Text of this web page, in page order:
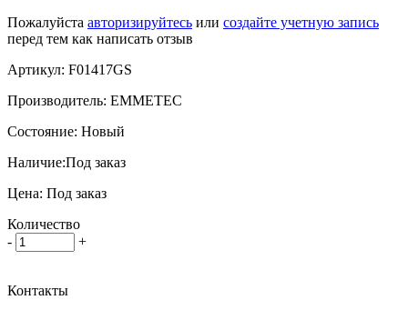
Пожалуйста авторизируйтесь или создайте учетную запись
перед тем как написать отзыв
Артикул: F01417GS
Производитель: EMMETEC
Состояние: Новый
Наличие:Под заказ
Цена: Под заказ
Количество
-
+
Контакты